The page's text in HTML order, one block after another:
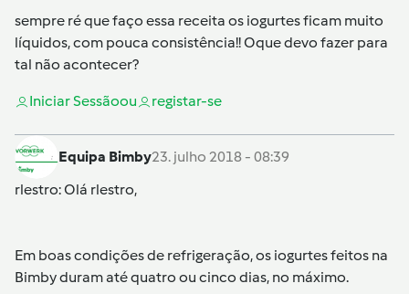
sempre ré que faço essa receita os iogurtes ficam muito
líquidos, com pouca consistência!! Oque devo fazer para
tal não acontecer?
Iniciar Sessãoou registar-se
Equipa Bimby23. julho 2018 - 08:39
rlestro: Olá rlestro,
Em boas condições de refrigeração, os iogurtes feitos na
Bimby duram até quatro ou cinco dias, no máximo.